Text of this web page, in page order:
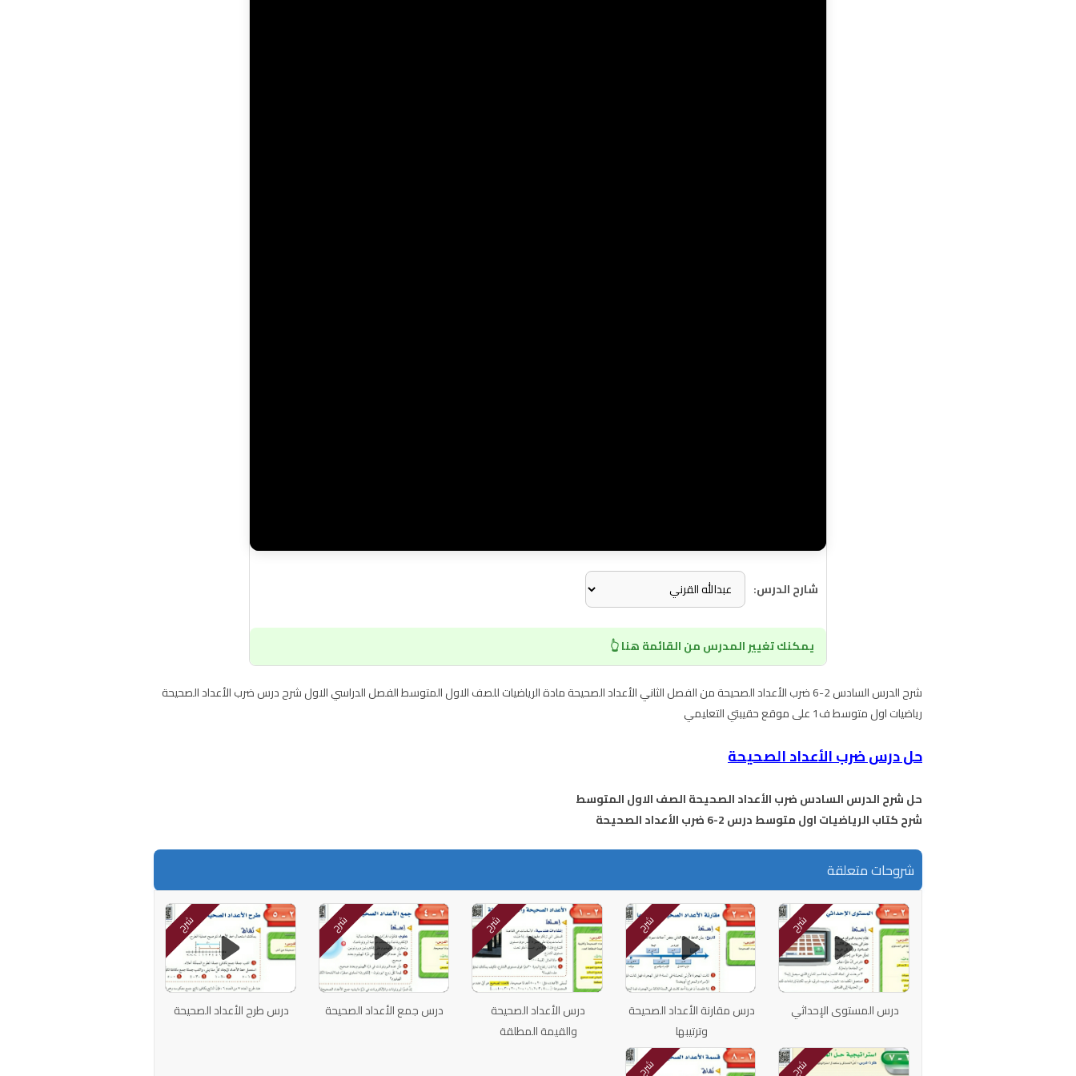
شارح الدرس:
يمكنك تغيير المدرس من القائمة هنا 👆
شرح الدرس السادس 2-6 ضرب الأعداد الصحيحة من الفصل الثاني الأعداد الصحيحة مادة الرياضيات للصف الاول المتوسط الفصل الدراسي الاول شرح درس ضرب الأعداد الصحيحة
رياضيات اول متوسط ف1 على موقع حقيبتي التعليمي
حل درس ضرب الأعداد الصحيحة
حل شرح الدرس السادس ضرب الأعداد الصحيحة الصف الاول المتوسط
شرح كتاب الرياضيات اول متوسط درس 2-6 ضرب الأعداد الصحيحة
شروحات متعلقة
شرح
درس المستوى الإحداثي
شرح
درس مقارنة الأعداد الصحيحة
وترتيبها
شرح
درس الأعداد الصحيحة
والقيمة المطلقة
شرح
درس جمع الأعداد الصحيحة
شرح
درس طرح الأعداد الصحيحة
شرح شرح